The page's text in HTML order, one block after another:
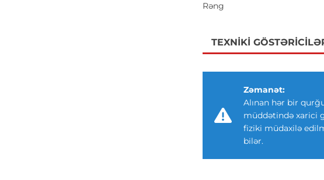
Rəng
TEXNIKI
Zəmanət:
Alınan hər bir
müddətində xarici
fiziki müdaxilə
bilər.